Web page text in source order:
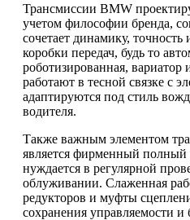
Трансмиссии BMW
учетом философии бренда,
сочетает динамику,
коробки передач, будь то
роботизированная, вариатор
работают в тесной связке с
адаптируются под стиль
водителя.
Также важным элементом
является фирменный
нуждается в регулярной
облуживании. Слаженная
редукторов и муфты
сохранения управляемости и